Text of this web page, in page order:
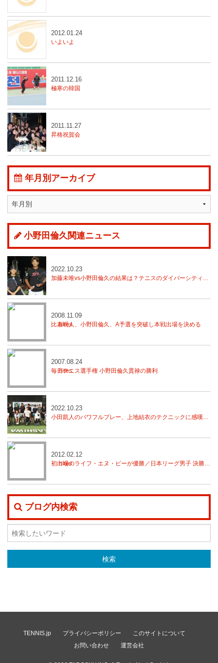
いよいよ
2012.01.24
極寒の韓国
2011.12.16
昇格祝賀会
2011.11.27
年月別アーカイブ
小野田倫久関連ニュース
加藤未唯vs小野田倫久の結果は？テニスのダイバーシティを実現する「WJPチャレンジテニス」前編
2022.10.23
比嘉明人、小野田倫久、A予選を突破し本戦出場を決める
2008.11.09
毎日テニス選手権 小野田倫久貫禄の勝利
2007.08.24
小田凱人のパワフルプレー、上地結衣のテクニックに感嘆の声【WJPチャレンジテニス】後編
2022.10.23
初出場のライフ・エヌ・ピーが優勝／日本リーグ男子 決勝トーナメント
2012.02.12
ブログ内検索
TENNIS.jp プライバシーポリシー
このサイトについて
お問い合わせ
運営会社